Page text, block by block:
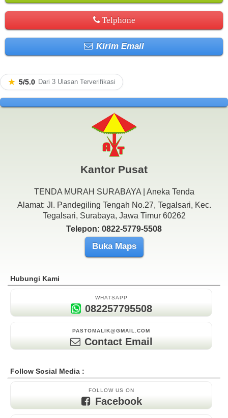
Telphone
Kirim Email
★ 5/5.0 Dari 3 Ulasan Terverifikasi
Kantor Pusat
TENDA MURAH SURABAYA | Aneka Tenda
Alamat: Jl. Pandegiling Tengah No.27, Tegalsari, Kec.
Tegalsari, Surabaya, Jawa Timur 60262
Telepon: 0822-5779-5508
Buka Maps
Hubungi Kami
WHATSAPP
082257795508
PASTOMALIK@GMAIL.COM
Contact Email
Follow Sosial Media :
FOLLOW US ON
Facebook